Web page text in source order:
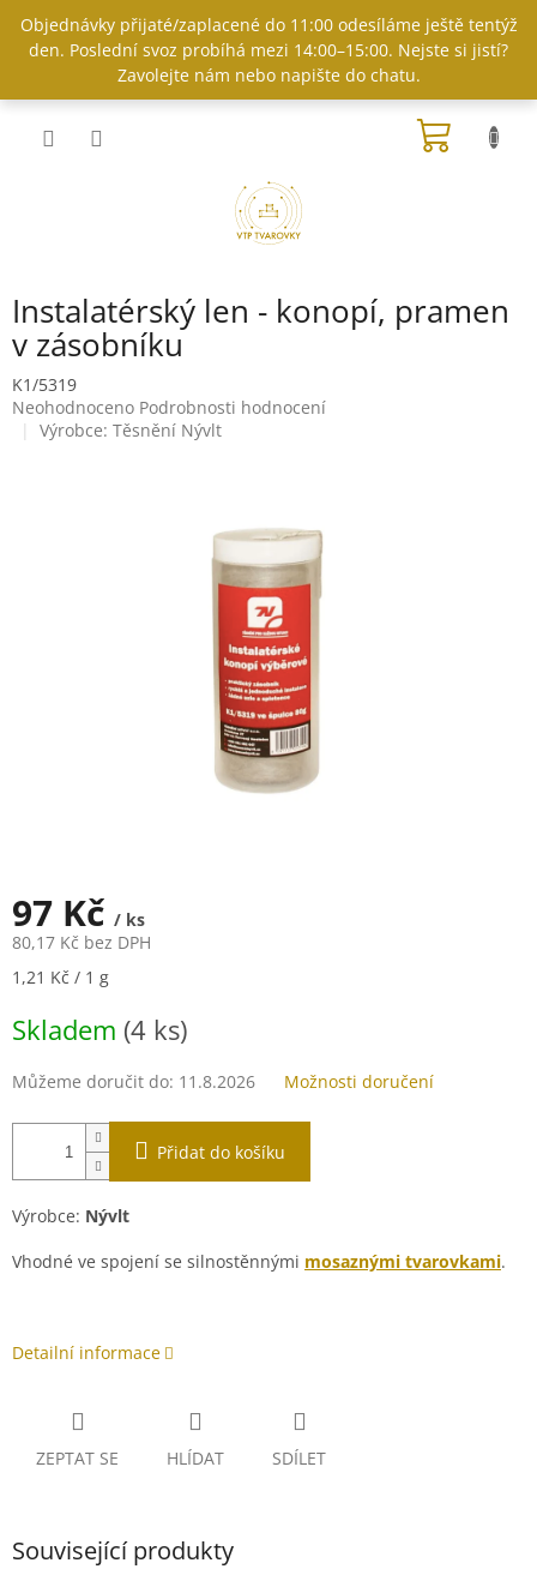
obsah
Objednávky přijaté/zaplacené do 11:00 odesíláme ještě tentýž
den. Poslední svoz probíhá mezi 14:00–15:00. Nejste si jistí?
Zavolejte nám nebo napište do chatu.
Instalatérský len - konopí, pramen
v zásobníku
K1/5319
Průměrné
hodnocení
Neohodnoceno Podrobnosti hodnocení
Výrobce: Těsnění Nývlt
97 Kč / ks
80,17 Kč bez DPH
Měrná
1,21 Kč / 1 g
Skladem (4 ks)
Můžeme doručit do: 11.8.2026 Možnosti doručení
Přidat do košíku
Výrobce: Nývlt
Vhodné ve spojení se silnostěnnými mosaznými tvarovkami.
Detailní informace
ZEPTAT SE HLÍDAT SDÍLET
Související produkty